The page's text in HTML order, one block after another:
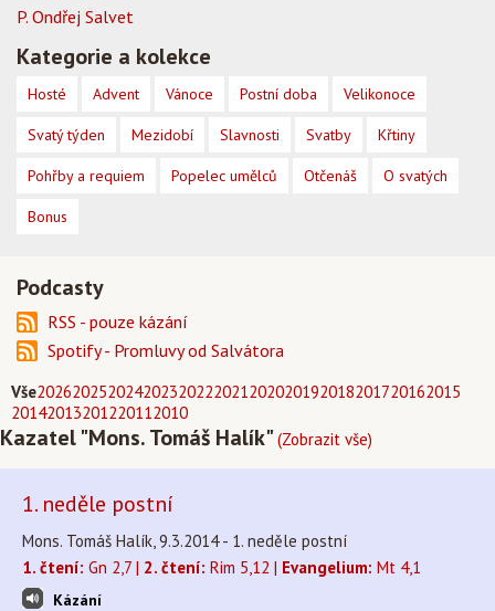
Vše202620252024202320222021202020192018201720162015
20142013201220112010
Kazatel "Mons. Tomáš Halík"(Zobrazit vše)
1. neděle postní
Mons. Tomáš Halík, 9.3.2014 - 1. neděle postní
1. čtení: Gn 2,7 | 2. čtení: Rim 5,12 | Evangelium: Mt 4,1
Kázání
P. Ondřej Salvet
Kategorie a kolekce
Hosté Advent Vánoce Postní doba Velikonoce
Svatý týden Mezidobí Slavnosti Svatby Křtiny
Pohřby a requiem Popelec umělců Otčenáš O svatých
Bonus
Podcasty
RSS - pouze kázání
Spotify - Promluvy od Salvátora